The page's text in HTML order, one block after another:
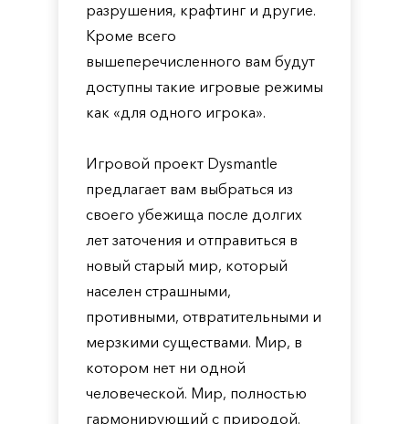
разрушения, крафтинг и другие.
Кроме всего
вышеперечисленного вам будут
доступны такие игровые режимы
как «для одного игрока».
Игровой проект Dysmantle
предлагает вам выбраться из
своего убежища после долгих
лет заточения и отправиться в
новый старый мир, который
населен страшными,
противными, отвратительными и
мерзкими существами. Мир, в
котором нет ни одной
человеческой. Мир, полностью
гармонирующий с природой.